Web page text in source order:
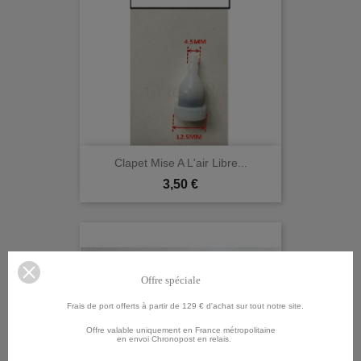
Clapet Mise A L'air Libre...
Prix
3,50 €
Offre spéciale
Offre valable uniquement en France métropolitaine
en envoi Chronopost en relais.
Frais de port offerts à partir de 129 € d'achat sur tout notre site.